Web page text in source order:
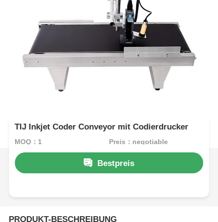
TIJ Inkjet Coder Conveyor mit Codierdrucker
MOQ：1 Preis：negotiable
Bestpreis
PRODUKT-BESCHREIBUNG